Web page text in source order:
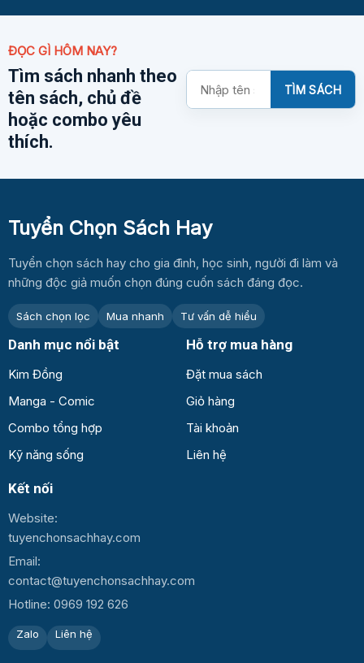
ĐỌC GÌ HÔM NAY?
Tìm sách nhanh theo
tên sách, chủ đề
hoặc combo yêu
thích.
kiếm
sách
TÌM SÁCH
Tuyển Chọn Sách Hay
Tuyển chọn sách hay cho gia đình, học sinh, người đi làm và
những độc giả muốn chọn đúng cuốn sách đáng đọc.
Sách chọn lọc Mua nhanh Tư vấn dễ hiểu
Danh mục nổi bật
Kim Đồng
Manga - Comic
Combo tổng hợp
Kỹ năng sống
Hỗ trợ mua hàng
Đặt mua sách
Giỏ hàng
Tài khoản
Liên hệ
Kết nối
Website:
tuyenchonsachhay.com
Email:
contact@tuyenchonsachhay.com
Hotline: 0969 192 626
Zalo Liên hệ